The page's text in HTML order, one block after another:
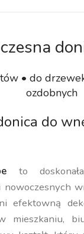
• do
ozdobnych
do
to
nowoczesnych
efektowną
mieszkaniu,